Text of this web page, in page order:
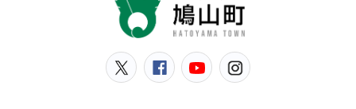
鳩山町公式Twitter
鳩山町公式Facebook
鳩山町公式